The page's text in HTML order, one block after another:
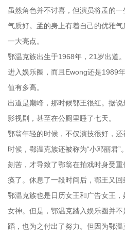
虽然角色并不讨喜，但演员将孟的一
气质好。孟的身上有着自己的优雅
一大亮点。
鄂温克族出生于1968年，21岁出道
进入娱乐圈，而且Ewong还是1989
值有多高。
出道是巅峰，那时候鄂王很红。据
影视剧，甚至在公厕里睡了七天。
鄂翁年轻的时候，不仅演技很好，
时候，鄂温克族还被称为“小邓丽君
刻苦，才导致了鄂翁在拍戏时身受
痪了。休息了一段时间后，鄂王又回
鄂温克族也是日历女王和广告女王
女神。但是，鄂温克踏入娱乐圈并
蹈，也为之付出了努力。但因为鄂